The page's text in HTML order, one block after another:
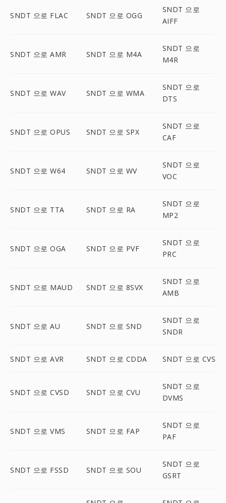
SNDT 으로 FLAC SNDT 으로 OGG
SNDT 으로
AIFF
SNDT 으로 AMR SNDT 으로 M4A
SNDT 으로
M4R
SNDT 으로 WAV SNDT 으로 WMA
SNDT 으로
DTS
SNDT 으로 OPUS SNDT 으로 SPX
SNDT 으로
CAF
SNDT 으로 W64 SNDT 으로 WV
SNDT 으로
VOC
SNDT 으로 TTA SNDT 으로 RA
SNDT 으로
MP2
SNDT 으로 OGA SNDT 으로 PVF
SNDT 으로
PRC
SNDT 으로 MAUD SNDT 으로 8SVX
SNDT 으로
AMB
SNDT 으로 AU SNDT 으로 SND
SNDT 으로
SNDR
SNDT 으로 AVR SNDT 으로 CDDA SNDT 으로 CVS
SNDT 으로 CVSD SNDT 으로 CVU
SNDT 으로
DVMS
SNDT 으로 VMS SNDT 으로 FAP
SNDT 으로
PAF
SNDT 으로 FSSD SNDT 으로 SOU
SNDT 으로
GSRT